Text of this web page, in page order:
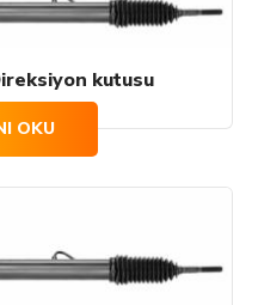
kutusu
OKU